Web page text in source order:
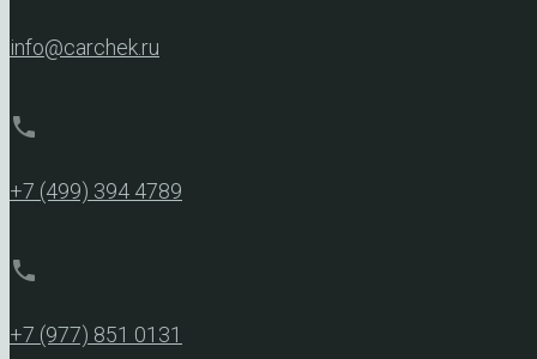
info@carchek.ru
phone
+7 (499) 394 4789
phone
+7 (977) 851 0131